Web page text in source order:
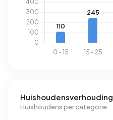
Huishoudensverhouding
Huishoudens per categorie